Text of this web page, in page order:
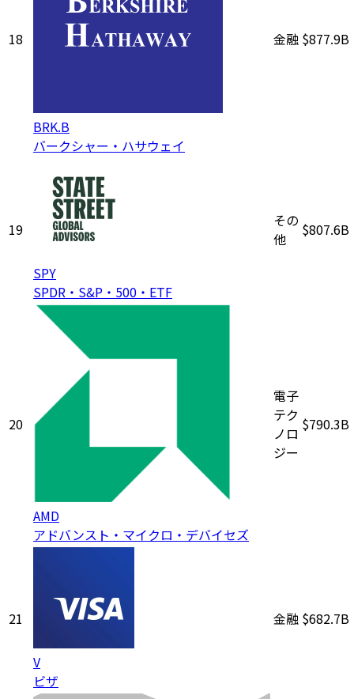
18
BRK.B
バークシャー・ハサウェイ
金融 $877.9B
19
SPY
SPDR・S&P・500・ETF
その
他
$807.6B
20
AMD
アドバンスト・マイクロ・デバイセズ
電子
テク
ノロ
ジー
$790.3B
21
V
ビザ
金融 $682.7B